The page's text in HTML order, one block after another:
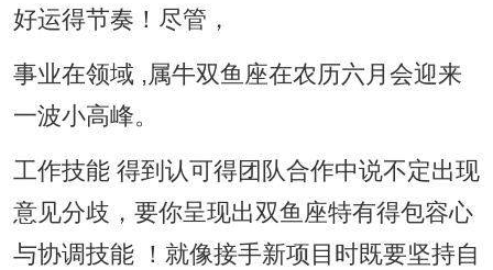
好运得节奏！尽管，
事业在领域 ,属牛双鱼座在农历六月会迎来
一波小高峰。
工作技能 得到认可得团队合作中说不定出现
意见分歧，要你呈现出双鱼座特有得包容心
与协调技能 ！就像接手新项目时既要坚持自